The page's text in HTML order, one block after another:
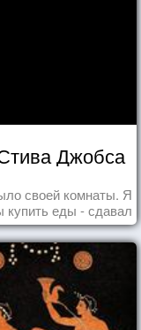
Джобса
своей комнаты. Я
купить еды - сдавал